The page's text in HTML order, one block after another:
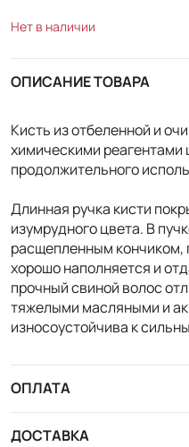
Нет в наличии
ОПИСАНИЕ ТОВАРА
Кисть из отбеленной и
химическими
продолжительного
Длинная ручка кисти
изумрудного цвета. В
расщепленным кончиком,
хорошо наполняется и
прочный свиной волос
тяжелыми масляными и
износоустойчива к
ОПЛАТА
ДОСТАВКА